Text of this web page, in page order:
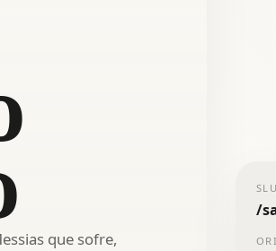
que sofre,
/